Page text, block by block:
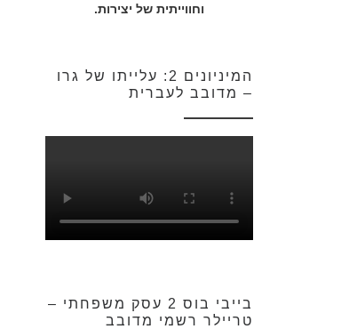
וחווייתית של יצירות.
המיניונים 2: עלייתו של גרו
– מדובב לעברית
בייבי בוס 2 עסק משפחתי –
טריילר רשמי מדובב